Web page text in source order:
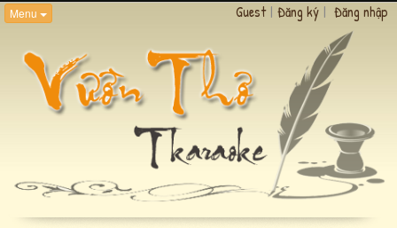
Menu Guest | Đăng ký | Đăng nhập